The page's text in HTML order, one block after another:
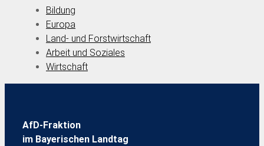
Bildung
Europa
Land- und Forstwirtschaft
Arbeit und Soziales
Wirtschaft
AfD-Fraktion
im Bayerischen Landtag